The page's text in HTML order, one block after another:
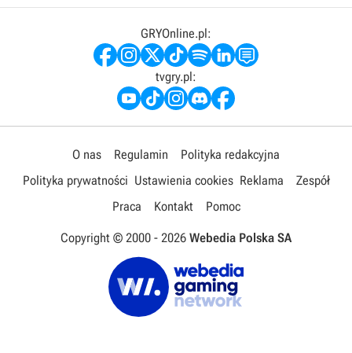
GRYOnline.pl:
tvgry.pl:
O nas Regulamin
Polityka redakcyjna
Polityka prywatności Ustawienia cookies Reklama
Zespół
Praca
Kontakt Pomoc
Copyright © 2000 - 2026 Webedia Polska SA